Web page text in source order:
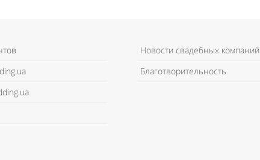
Новости свадебных компаний
Благотворительность